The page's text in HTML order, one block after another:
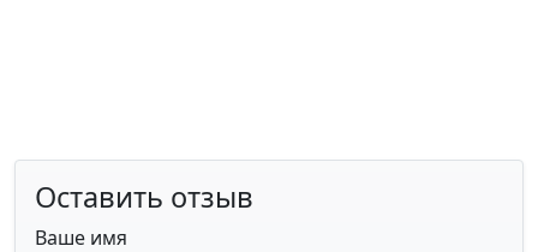
Оставить отзыв
Ваше имя